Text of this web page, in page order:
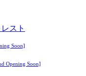
スト
Soon]
Opening Soon]